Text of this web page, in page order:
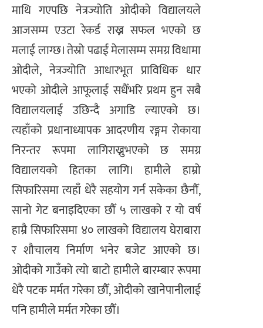
​माथि गएपछि नेत्रज्योति ओदीको विद्यालयले
आजसम्म एउटा रेकर्ड राख्न सफल भएको छ
मलाई लाग्छ। तेस्रो पढाई मेलासम्म समग्र विधामा
ओदीले, नेत्रज्योति आधारभूत प्राविधिक धार
भएको ओदीले आफूलाई सधैँभरि प्रथम हुन सबै
विद्यालयलाई उछिन्दै अगाडि ल्याएको छ।
त्यहाँको प्रधानाध्यापक आदरणीय रङ्गम रोकाया
निरन्तर रूपमा लागिराख्नुभएको छ समग्र
विद्यालयको हितका लागि। हामीले हाम्रो
सिफारिसमा त्यहाँ धेरै सहयोग गर्न सकेका छैनौँ,
सानो गेट बनाइदिएका छौँ ५ लाखको र यो वर्ष
हाम्रै सिफारिसमा ४० लाखको विद्यालय घेराबारा
र शौचालय निर्माण भनेर बजेट आएको छ।
ओदीको गाउँको त्यो बाटो हामीले बारम्बार रूपमा
धेरै पटक मर्मत गरेका छौँ, ओदीको खानेपानीलाई
पनि हामीले मर्मत गरेका छौँ।